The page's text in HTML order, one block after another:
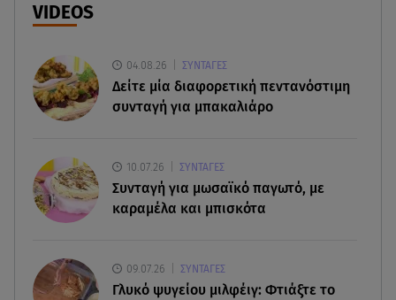
06.08.26 , 14:34
Παράσχου από το νοσοκομείο
06.08.26 , 14:29
06.08.26 , 14:15
Ιός Δυτικού Νείλου: Στους έξι οι θάνατοι στην
Ελλάδα
06.08.26 , 14:04
Κυψέλη: Προφυλακίστηκε ο 26χρονος - Τήρησε
VIDEOS
04.08.26 ΣΥΝΤΑΓΕΣ
Δείτε μία διαφορετική πεντανόστιμη
συνταγή για μπακαλιάρο
10.07.26 ΣΥΝΤΑΓΕΣ
Συνταγή για μωσαϊκό παγωτό, με
καραμέλα και μπισκότα
09.07.26 ΣΥΝΤΑΓΕΣ
Γλυκό ψυγείου μιλφέιγ: Φτιάξτε το